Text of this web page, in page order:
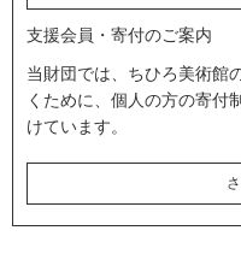
支援会員・寄付のご案内
当財団では、ちひろ美術館
くために、個人の方の寄付
けています。